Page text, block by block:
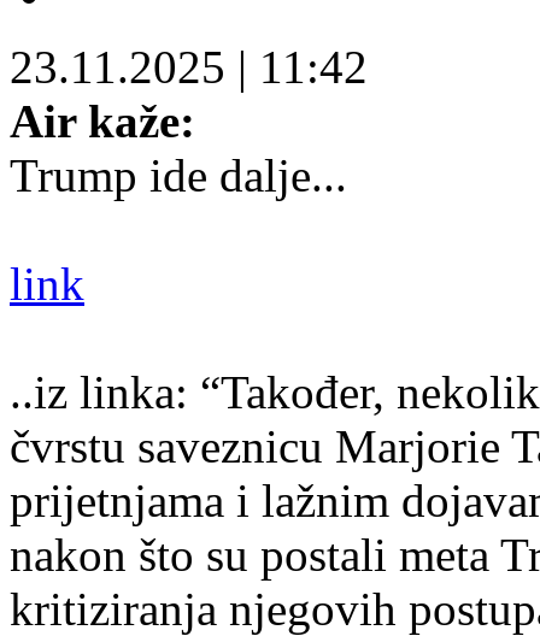
23.11.2025 | 11:42
Air kaže:
Trump ide dalje...
link
..iz linka: “Također,
čvrstu saveznicu Marjorie
prijetnjama i lažnim
nakon što su postali meta
kritiziranja njegovih